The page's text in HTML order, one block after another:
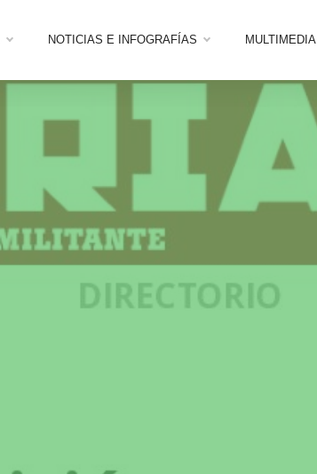
NOTICIAS E INFOGRAFÍAS MULTIMEDIA